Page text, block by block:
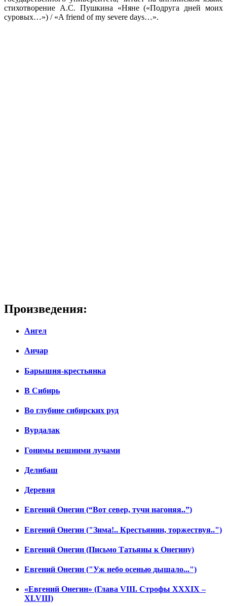
стихотворение А.С. Пушкина «Няне («Подруга дней моих
суровых…») / «A friend of my severe days…».
Произведения:
Ангел
Анчар
Барышня-крестьянка
В Сибирь
Во глубине сибирских руд
Вурдалак
Гонимы вешними лучами
Делибаш
Деревня
Евгений Онегин (“Вот север, тучи нагоняя..”)
Евгений Онегин ("Зима!.. Крестьянин, торжествуя..")
Евгений Онегин (Письмо Татьяны к Онегину)
Евгений Онегин ("Уж небо осенью дышало...")
«Евгений Онегин» (Глава VIII. Строфы XXXIX –
XLVIII)